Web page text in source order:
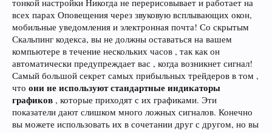
тонкой настройки Никогда не перерисовывает и работает на
всех парах Оповещения через звуковую всплывающих окон,
мобильные уведомления и электронная почта! Со скрытым
Скальпинг кодекса, вы не должны оставаться на вашем
компьютере в течение нескольких часов , так как он
автоматически предупреждает вас , когда возникнет сигнал!
Самый большой секрет самых прибыльных трейдеров в том ,
что они не используют стандартные индикаторы
графиков , которые приходят с их графиками. Эти
показатели дают слишком много ложных сигналов. Конечно
вы можете использовать их в сочетании друг с другом, но вы